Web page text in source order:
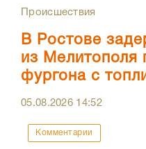
Происшествия
В Ростове
из Мелитополя
фургона с
05.08.2026 14:52
Комментарии